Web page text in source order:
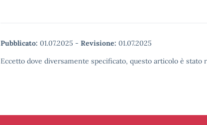
Pubblicato: 01.07.2025 - Revisione: 01.07.2025
Eccetto dove diversamente specificato, questo articolo è